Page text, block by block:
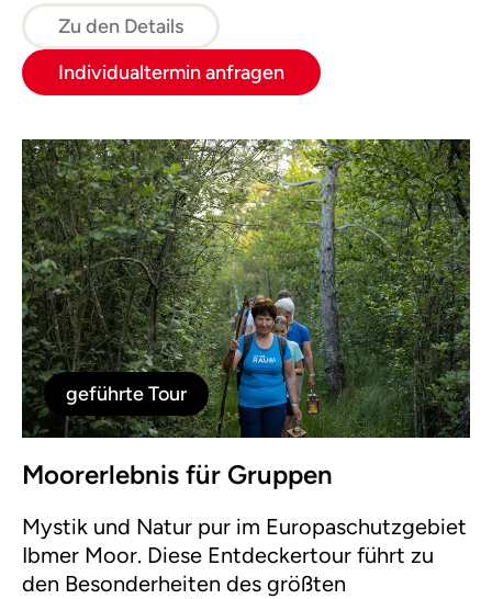
Zu den Details
Individualtermin anfragen
geführte Tour
Moorerlebnis für Gruppen
Mystik und Natur pur im Europaschutzgebiet
Ibmer Moor. Diese Entdeckertour führt zu
den Besonderheiten des größten